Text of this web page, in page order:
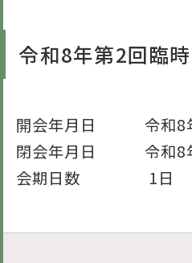
令和8年第2回臨
開会年月日 令和8
閉会年月日 令和8
会期日数 1日